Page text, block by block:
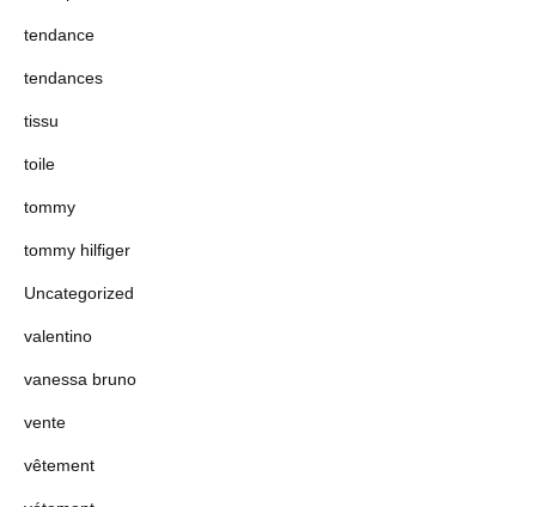
tendance
tendances
tissu
toile
tommy
tommy hilfiger
Uncategorized
valentino
vanessa bruno
vente
vêtement